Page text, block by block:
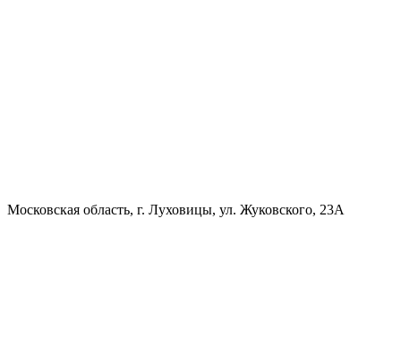
Московская область, г. Луховицы, ул. Жуковского, 23А